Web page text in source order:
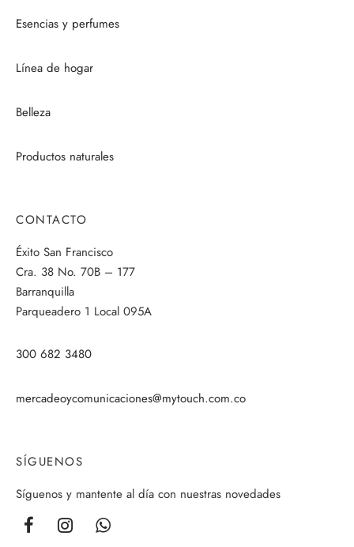
Esencias y perfumes
Línea de hogar
Belleza
Productos naturales
CONTACTO
Éxito San Francisco
Cra. 38 No. 70B – 177
Barranquilla
Parqueadero 1 Local 095A
300 682 3480
mercadeoycomunicaciones@mytouch.com.co
SÍGUENOS
Síguenos y mantente al día con nuestras novedades